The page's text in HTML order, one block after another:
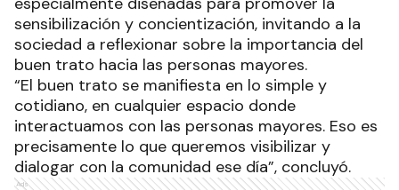
sensibilización y concientización, invitando a la
sociedad a reflexionar sobre la importancia del
buen trato hacia las personas mayores.
“El buen trato se manifiesta en lo simple y
cotidiano, en cualquier espacio donde
interactuamos con las personas mayores. Eso es
precisamente lo que queremos visibilizar y
dialogar con la comunidad ese día”, concluyó.
Ads